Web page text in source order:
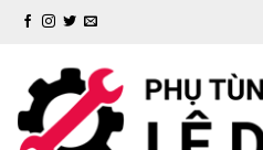
Skip